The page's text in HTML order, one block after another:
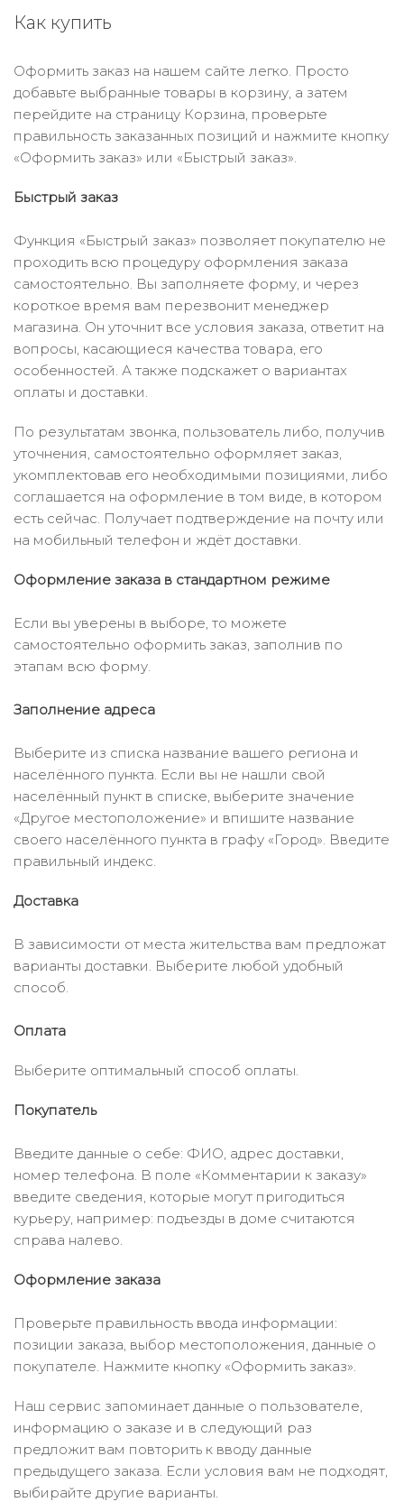
Как купить
Оформить заказ на нашем сайте легко. Просто
добавьте выбранные товары в корзину, а затем
перейдите на страницу Корзина, проверьте
правильность заказанных позиций и нажмите кнопку
«Оформить заказ» или «Быстрый заказ».
Быстрый заказ
Функция «Быстрый заказ» позволяет покупателю не
проходить всю процедуру оформления заказа
самостоятельно. Вы заполняете форму, и через
короткое время вам перезвонит менеджер
магазина. Он уточнит все условия заказа, ответит на
вопросы, касающиеся качества товара, его
особенностей. А также подскажет о вариантах
оплаты и доставки.
По результатам звонка, пользователь либо, получив
уточнения, самостоятельно оформляет заказ,
укомплектовав его необходимыми позициями, либо
соглашается на оформление в том виде, в котором
есть сейчас. Получает подтверждение на почту или
на мобильный телефон и ждёт доставки.
Оформление заказа в стандартном режиме
Если вы уверены в выборе, то можете
самостоятельно оформить заказ, заполнив по
этапам всю форму.
Заполнение адреса
Выберите из списка название вашего региона и
населённого пункта. Если вы не нашли свой
населённый пункт в списке, выберите значение
«Другое местоположение» и впишите название
своего населённого пункта в графу «Город». Введите
правильный индекс.
Доставка
В зависимости от места жительства вам предложат
варианты доставки. Выберите любой удобный
способ.
Оплата
Выберите оптимальный способ оплаты.
Покупатель
Введите данные о себе: ФИО, адрес доставки,
номер телефона. В поле «Комментарии к заказу»
введите сведения, которые могут пригодиться
курьеру, например: подъезды в доме считаются
справа налево.
Оформление заказа
Проверьте правильность ввода информации:
позиции заказа, выбор местоположения, данные о
покупателе. Нажмите кнопку «Оформить заказ».
Наш сервис запоминает данные о пользователе,
информацию о заказе и в следующий раз
предложит вам повторить к вводу данные
предыдущего заказа. Если условия вам не подходят,
выбирайте другие варианты.